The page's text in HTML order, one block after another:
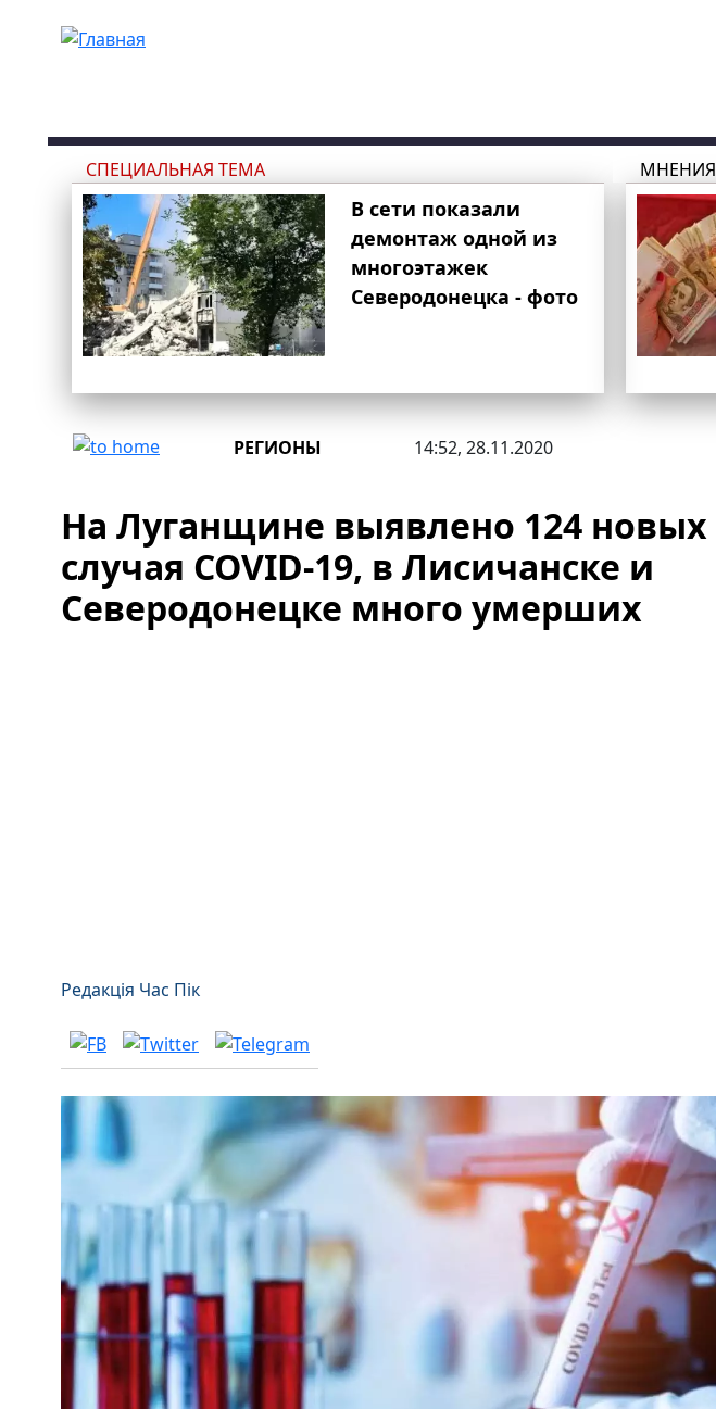
СПЕЦИАЛЬНАЯ ТЕМА
В сети показали
демонтаж одной из
многоэтажек
Северодонецка - фото
МНЕНИЯ
РЕГИОНЫ 14:52, 28.11.2020
На Луганщине выявлено 124 новых
случая COVID-19, в Лисичанске и
Северодонецке много умерших
Редакція Час Пік